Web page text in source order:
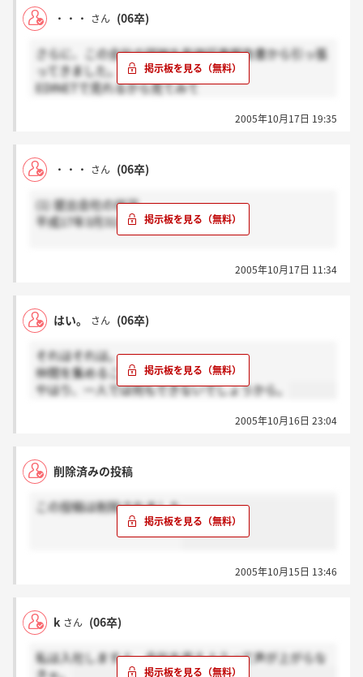
命じ、財産の供託その他監督上必要な事項を命ずるこ
とができる。 東証市場における有価証券の売買等の停
止又は制限を行うことができる。
100％を下回ったとき 金融庁は、3月以内の期間を定
めて業務の全部又は一部の停止を命ずることができ
る。
・・・ さん (06卒)
さらに、この会社の詳細を有価証券報告書から引っ張
ってきました。。。
EDINETで見れるから見てみて
平成16年3月31日
平成17年3月31日
234.3％
820.0％
注) 平成16年3月31日現在の自己資本規制比率が
45.5％と100％を下回っていますが、現在、第三者割
当増資等により、財務の健全化を図っております。
てか、自己資本規制比率って、200％以上が健全の
2005年10月17日 19:35
・・・ さん (06卒)
(1) 提出会社の状況
平成17年3月31日現在
平均年間給与(円)
34.1
1.3
5,856,609
2 平均年間給与は、賞与及び基準外賃金を含んでお
ります。
3 当社は、創業からの経過年数が短いため従業員の
(2) 労働組合の状況
労働組合は結成されておりませんが、労使関係は円満
に推移しております。
2005年10月17日 11:34
はい。 さん (06卒)
それはそれは。
仲間を集めることをおすすめします。
やはり、一人では何もできないでしょうから。
2005年10月16日 23:04
削除済みの投稿
この投稿は削除されました
2005年10月15日 13:46
k さん (06卒)
私は入社しますよ。会社を変えようって声が上がらな